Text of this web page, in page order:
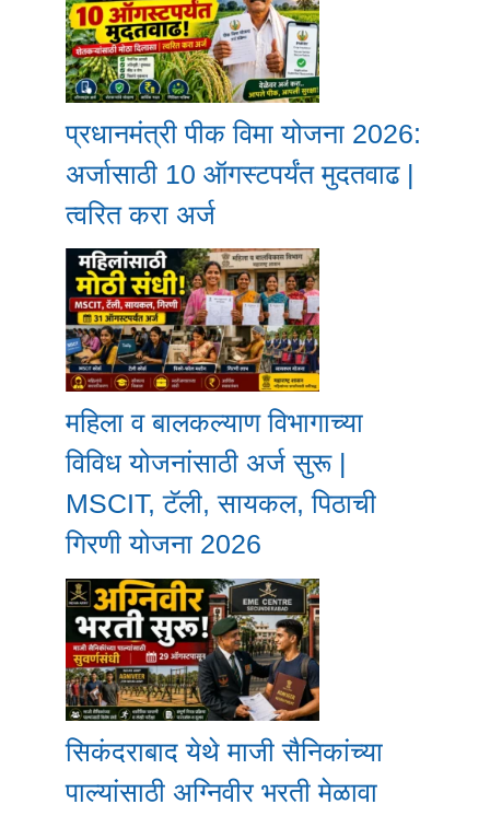
प्रधानमंत्री पीक विमा योजना 2026:
अर्जासाठी 10 ऑगस्टपर्यंत मुदतवाढ |
त्वरित करा अर्ज
महिला व बालकल्याण विभागाच्या
विविध योजनांसाठी अर्ज सुरू |
MSCIT, टॅली, सायकल, पिठाची
गिरणी योजना 2026
सिकंदराबाद येथे माजी सैनिकांच्या
पाल्यांसाठी अग्निवीर भरती मेळावा